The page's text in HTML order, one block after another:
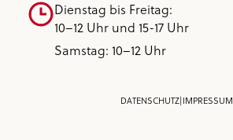
Dienstag bis Freitag:
10–12 Uhr und 15-17 Uhr
Samstag: 10–12 Uhr
DATENSCHUTZ|IMPRESSUM